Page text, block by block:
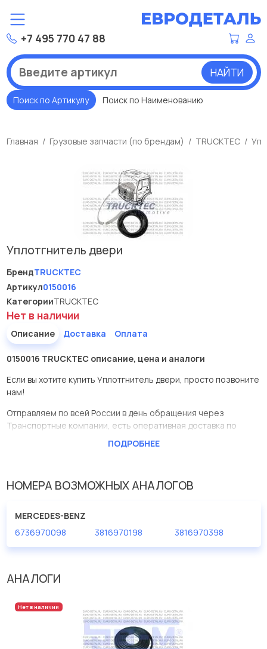
+7 495 770 47 88
НАЙТИ
Поиск по Артикулу Поиск по Наименованию
Главная Грузовые запчасти (по брендам) TRUCKTEC
Уплотгнитель двери
БрендTRUCKTEC
Артикул0150016
КатегорииTRUCKTEC
Нет в наличии
Описание Доставка Оплата
0150016 TRUCKTEC описание, цена и аналоги
Если вы хотите купить Уплотгнитель двери, просто позвоните
нам!
Отправляем по всей России в день обращения через
Транспортные компании, есть оперативная доставка по
У данной детали есть аналоги с номерами, убедитесь сами.
представлены в большом ассортименте.
Мы продаем сертифицированные колодки тормозные
дисковые с гарантией от производителя TRUCKTEC.
Производитель
ПОДРОБНЕЕ
НОМЕРА ВОЗМОЖНЫХ АНАЛОГОВ
MERCEDES-BENZ
6736970098
3816970198 3816970398
АНАЛОГИ
Нет в наличии